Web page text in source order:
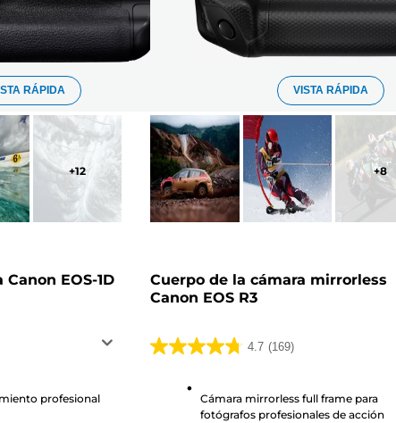
RÁPIDA
+12
EOS-1D
profesional
VISTA RÁPIDA
+8
Cuerpo de la cámara mirrorless
Canon EOS R3
4.7 (169)
4.7
Cámara mirrorless full frame para
fotógrafos profesionales de acción